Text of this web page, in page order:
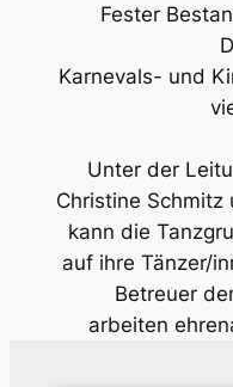
Fester
Karnevals- und
Unter der
Christine Schmitz
kann die
auf ihre Tänzer/
Betreuer
arbeiten